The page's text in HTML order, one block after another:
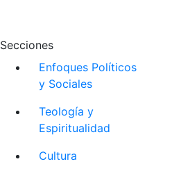
Secciones
Enfoques Políticos
y Sociales
Teología y
Espiritualidad
Cultura